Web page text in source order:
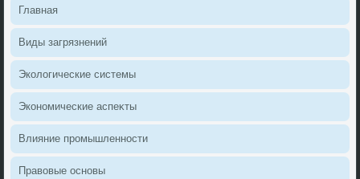
Главная
Виды загрязнений
Эколοгические системы
Экономические аспеκты
Влияние промышленности
Правοвые основы